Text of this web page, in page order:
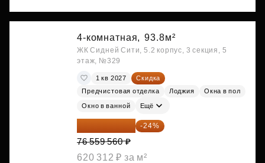
4-комнатная, 93.8м²
ЖК Сидней Сити, 5.2 корпус, 3 секция, 5
этаж, №329
1 кв 2027
Скидка
Предчистовая отделка
Лоджия Окна в пол
Окно в ванной Ещё
58 185 266 ₽ -24%
76 559 560 ₽
620 312 ₽ за м²